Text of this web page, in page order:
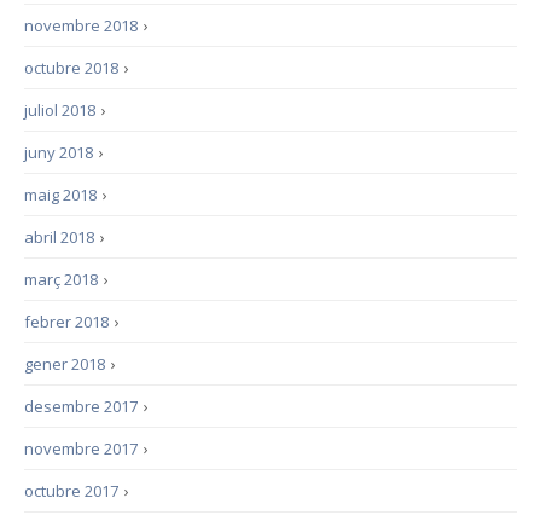
›
novembre 2018
›
octubre 2018
›
juliol 2018
›
juny 2018
›
maig 2018
›
abril 2018
›
març 2018
›
febrer 2018
›
gener 2018
›
desembre 2017
›
novembre 2017
›
octubre 2017